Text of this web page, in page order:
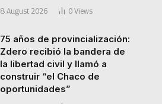
8 August 2026 0 Views
75 años de provincialización:
Zdero recibió la bandera de
la libertad civil y llamó a
construir “el Chaco de
oportunidades”